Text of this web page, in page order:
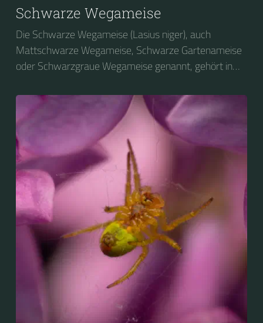
Schwarze Wegameise
Die Schwarze Wegameise (Lasius niger), auch
Mattschwarze Wegameise, Schwarze Gartenameise
oder Schwarzgraue Wegameise genannt, gehört in
zur Gattung der Wegameisen (Lasius).